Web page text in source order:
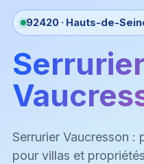
92420 · Hauts-de-
Serrurier Vaucresson
pour villas et